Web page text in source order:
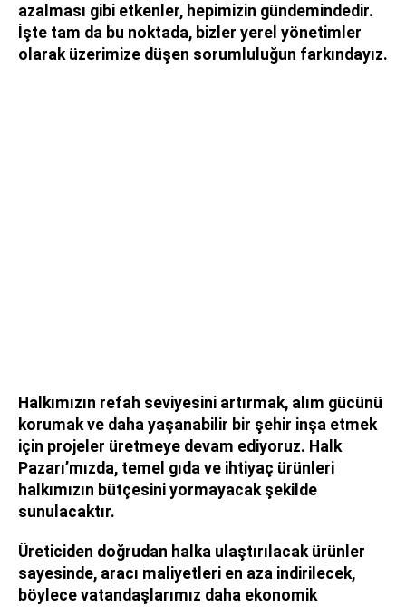
azalması gibi etkenler, hepimizin gündemindedir.
İşte tam da bu noktada, bizler yerel yönetimler
olarak üzerimize düşen sorumluluğun farkındayız.
Halkımızın refah seviyesini artırmak, alım gücünü
korumak ve daha yaşanabilir bir şehir inşa etmek
için projeler üretmeye devam ediyoruz. Halk
Pazarı’mızda, temel gıda ve ihtiyaç ürünleri
halkımızın bütçesini yormayacak şekilde
sunulacaktır.
Üreticiden doğrudan halka ulaştırılacak ürünler
sayesinde, aracı maliyetleri en aza indirilecek,
böylece vatandaşlarımız daha ekonomik